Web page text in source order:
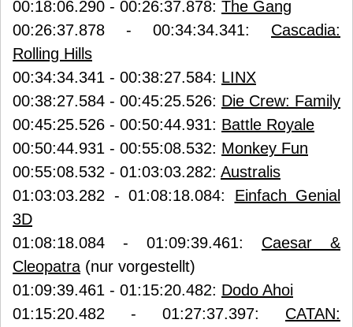
00:18:06.290 - 00:26:37.878: The Gang
00:26:37.878 - 00:34:34.341: Cascadia:
Rolling Hills
00:34:34.341 - 00:38:27.584: LINX
00:38:27.584 - 00:45:25.526: Die Crew: Family
00:45:25.526 - 00:50:44.931: Battle Royale
00:50:44.931 - 00:55:08.532: Monkey Fun
00:55:08.532 - 01:03:03.282: Australis
01:03:03.282 - 01:08:18.084: Einfach Genial
3D
01:08:18.084 - 01:09:39.461: Caesar &
Cleopatra (nur vorgestellt)
01:09:39.461 - 01:15:20.482: Dodo Ahoi
01:15:20.482 - 01:27:37.397: CATAN: